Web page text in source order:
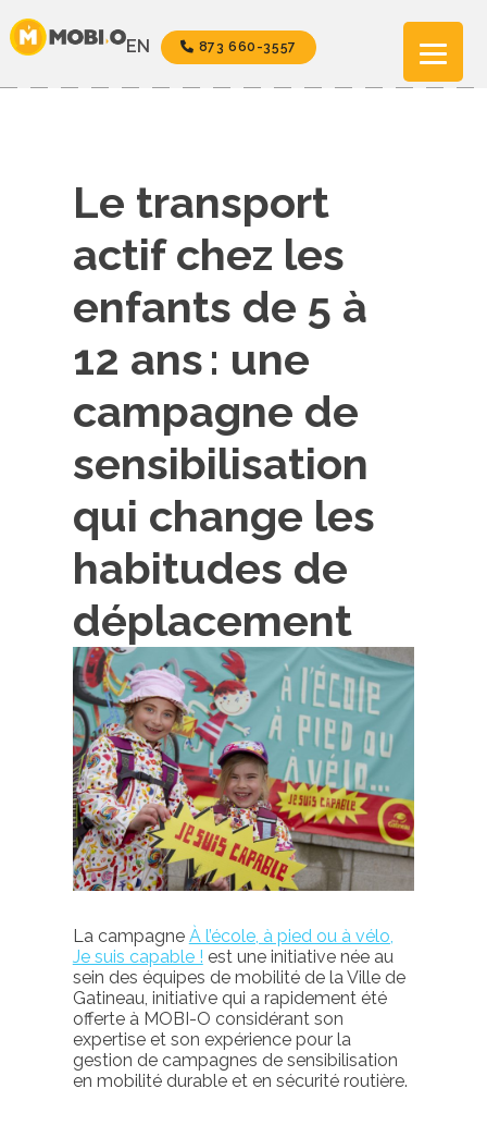
Aller
au
EN 873 660-3557
Le transport
actif chez les
enfants de 5 à
12 ans : une
campagne de
sensibilisation
qui change les
habitudes de
déplacement
La campagne À l’école, à pied ou à vélo,
Je suis capable ! est une initiative née au
sein des équipes de mobilité de la Ville de
Gatineau, initiative qui a rapidement été
offerte à MOBI-O considérant son
expertise et son expérience pour la
gestion de campagnes de sensibilisation
en mobilité durable et en sécurité routière.